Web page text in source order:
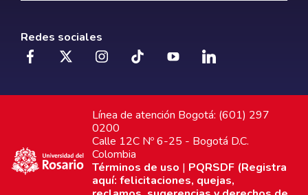
Redes sociales
Línea de atención Bogotá: (601) 297
0200
Calle 12C Nº 6-25 - Bogotá D.C.
Colombia
Términos de uso | PQRSDF (Registra
aquí: felicitaciones, quejas,